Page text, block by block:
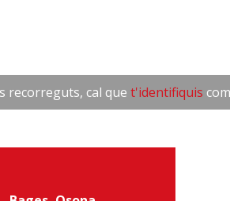
recorreguts, cal que t'identifiquis